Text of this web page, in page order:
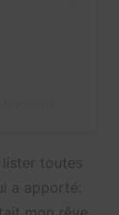
toutes
a apporté: